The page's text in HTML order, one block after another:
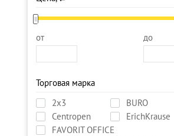
от до
Торговая марка
2х3
BURO
Centropen
ErichKrause
FAVORIT OFFICE